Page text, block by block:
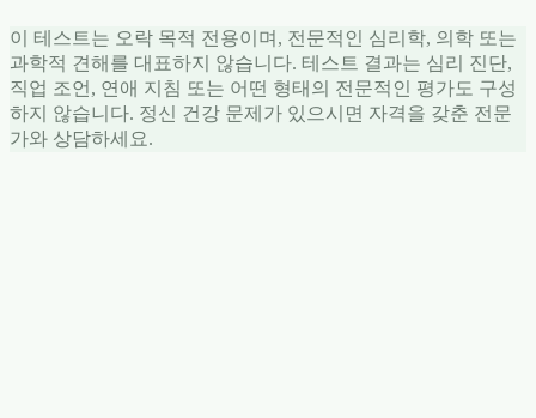
이 테스트는 오락 목적 전용이며, 전문적인 심리학, 의학 또는
과학적 견해를 대표하지 않습니다. 테스트 결과는 심리 진단,
직업 조언, 연애 지침 또는 어떤 형태의 전문적인 평가도 구성
하지 않습니다. 정신 건강 문제가 있으시면 자격을 갖춘 전문
가와 상담하세요.